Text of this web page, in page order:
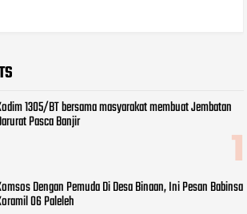
1305/BT bersama masyarakat membuat Jembatan
Pasca Banjir
Dengan Pemuda Di Desa Binaan, Ini Pesan Babinsa
06 Paleleh